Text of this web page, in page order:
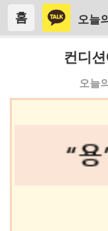
홈 오늘
컨디
오늘